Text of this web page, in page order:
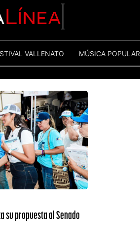
Línea
VALLENATO MÚSICA POPULAR
su propuesta al Senado